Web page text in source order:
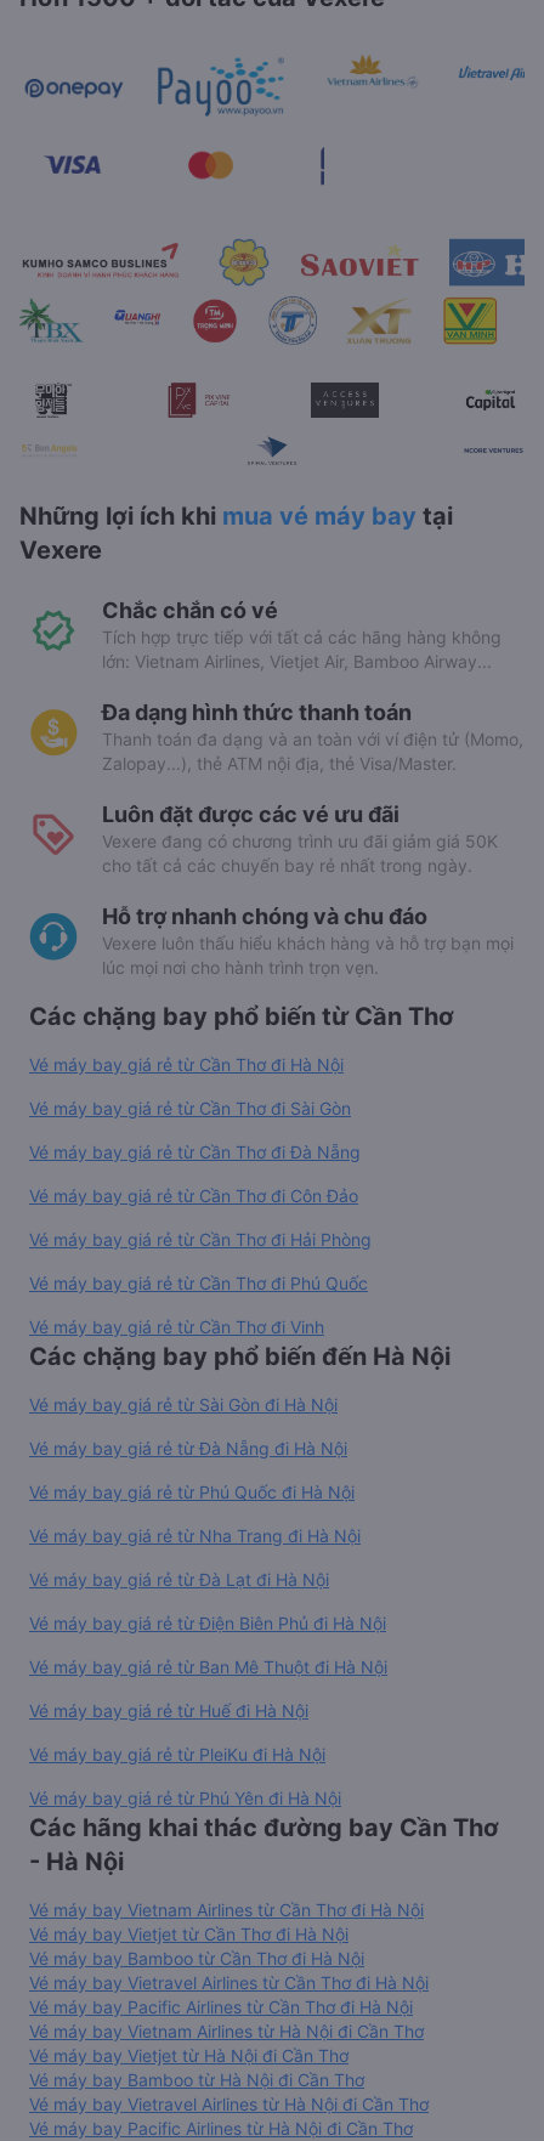
Những lợi ích khi mua vé máy bay tại
Vexere
Chắc chắn có vé
Tích hợp trực tiếp với tất cả các hãng hàng không
lớn: Vietnam Airlines, Vietjet Air, Bamboo Airway...
Đa dạng hình thức thanh toán
Thanh toán đa dạng và an toàn với ví điện tử (Momo,
Zalopay...), thẻ ATM nội địa, thẻ Visa/Master.
Luôn đặt được các vé ưu đãi
Vexere đang có chương trình ưu đãi giảm giá 50K
cho tất cả các chuyến bay rẻ nhất trong ngày.
Hỗ trợ nhanh chóng và chu đáo
Vexere luôn thấu hiểu khách hàng và hỗ trợ bạn mọi
lúc mọi nơi cho hành trình trọn vẹn.
Các chặng bay phổ biến từ Cần Thơ
Vé máy bay giá rẻ từ Cần Thơ đi Hà Nội
Vé máy bay giá rẻ từ Cần Thơ đi Sài Gòn
Vé máy bay giá rẻ từ Cần Thơ đi Đà Nẵng
Vé máy bay giá rẻ từ Cần Thơ đi Côn Đảo
Vé máy bay giá rẻ từ Cần Thơ đi Hải Phòng
Vé máy bay giá rẻ từ Cần Thơ đi Phú Quốc
Vé máy bay giá rẻ từ Cần Thơ đi Vinh
Các chặng bay phổ biến đến Hà Nội
Vé máy bay giá rẻ từ Sài Gòn đi Hà Nội
Vé máy bay giá rẻ từ Đà Nẵng đi Hà Nội
Vé máy bay giá rẻ từ Phú Quốc đi Hà Nội
Vé máy bay giá rẻ từ Nha Trang đi Hà Nội
Vé máy bay giá rẻ từ Đà Lạt đi Hà Nội
Vé máy bay giá rẻ từ Điện Biên Phủ đi Hà Nội
Vé máy bay giá rẻ từ Ban Mê Thuột đi Hà Nội
Vé máy bay giá rẻ từ Huế đi Hà Nội
Vé máy bay giá rẻ từ PleiKu đi Hà Nội
Vé máy bay giá rẻ từ Phú Yên đi Hà Nội
Các hãng khai thác đường bay Cần Thơ
- Hà Nội
Vé máy bay Vietnam Airlines từ Cần Thơ đi Hà Nội
Vé máy bay Vietjet từ Cần Thơ đi Hà Nội
Vé máy bay Bamboo từ Cần Thơ đi Hà Nội
Vé máy bay Vietravel Airlines từ Cần Thơ đi Hà Nội
Vé máy bay Pacific Airlines từ Cần Thơ đi Hà Nội
Vé máy bay Vietnam Airlines từ Hà Nội đi Cần Thơ
Vé máy bay Vietjet từ Hà Nội đi Cần Thơ
Vé máy bay Bamboo từ Hà Nội đi Cần Thơ
Vé máy bay Vietravel Airlines từ Hà Nội đi Cần Thơ
Vé máy bay Pacific Airlines từ Hà Nội đi Cần Thơ